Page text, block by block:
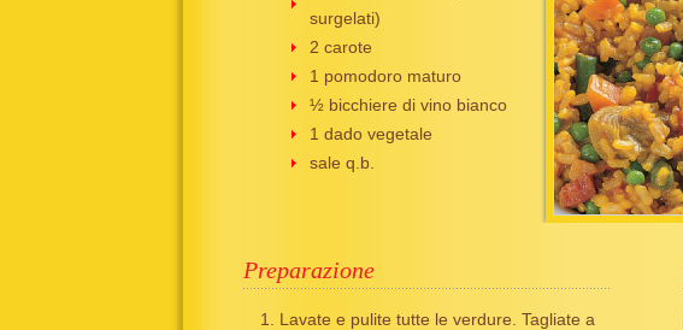
surgelati)
2 carote
1 pomodoro maturo
½ bicchiere di vino bianco
1 dado vegetale
sale q.b.
Preparazione
Lavate e pulite tutte le verdure. Tagliate a